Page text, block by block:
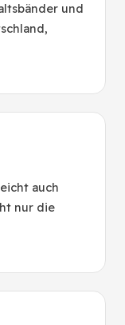
und
auch
nur die